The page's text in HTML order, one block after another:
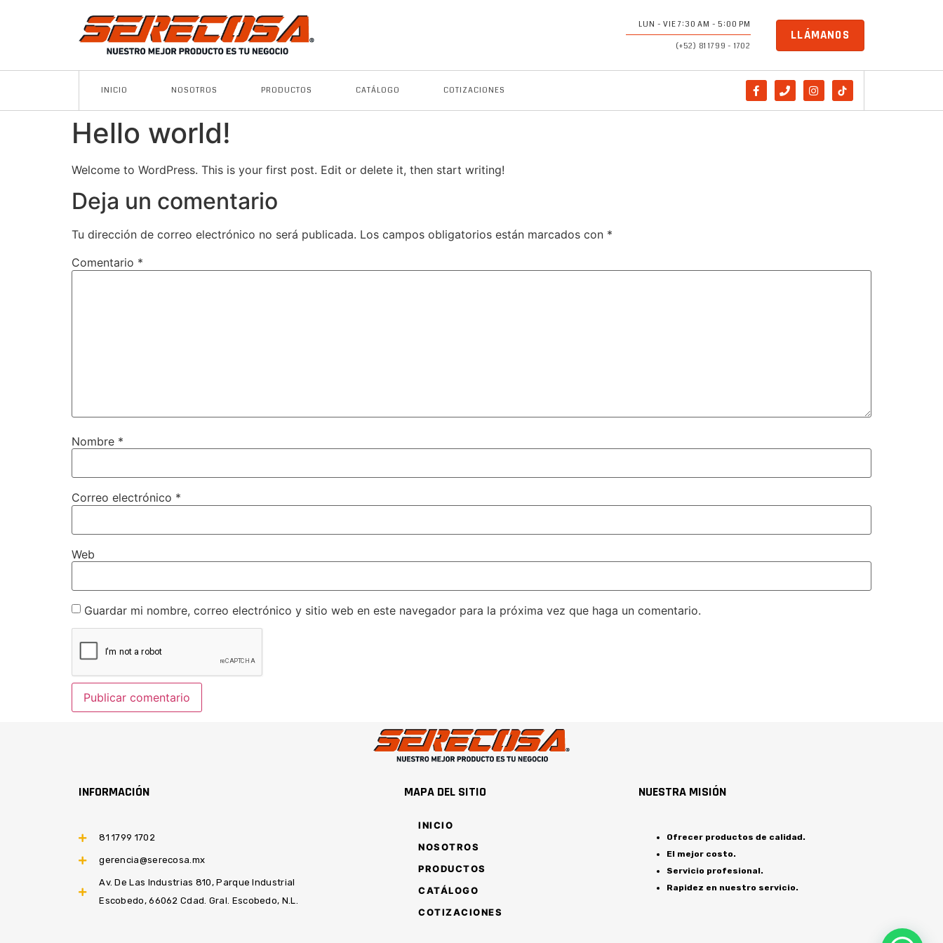
LUN - VIE 7:30 AM - 5:00 PM
(+52) 81 1799 - 1702
LLÁMANOS
INICIO NOSOTROS PRODUCTOS CATÁLOGO COTIZACIONES
Hello world!
Welcome to WordPress. This is your first post. Edit or delete it, then start writing!
Deja un comentario
Tu dirección de correo electrónico no será publicada. Los campos obligatorios están marcados con *
Comentario *
Nombre *
Correo electrónico *
Web
Guardar mi nombre, correo electrónico y sitio web en este navegador para la próxima vez que haga un comentario.
INFORMACIÓN
81 1799 1702
gerencia@serecosa.mx
Av. De Las Industrias 810, Parque Industrial
Escobedo, 66062 Cdad. Gral. Escobedo, N.L.
MAPA DEL SITIO
INICIO
NOSOTROS
PRODUCTOS
CATÁLOGO
COTIZACIONES
NUESTRA MISIÓN
Ofrecer productos de calidad.
El mejor costo.
Servicio profesional.
Rapidez en nuestro servicio.